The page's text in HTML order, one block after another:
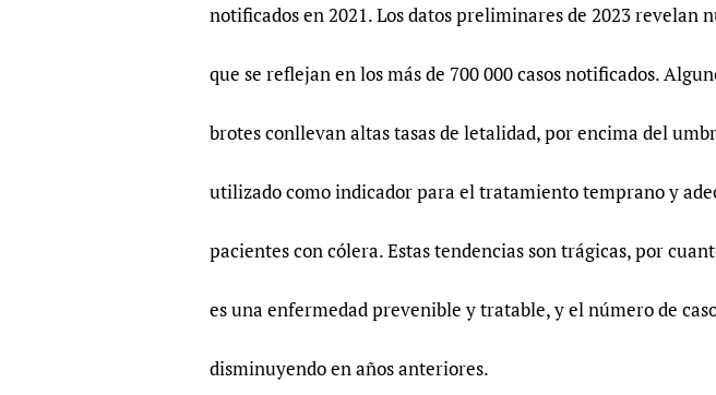
notificados en 2021. Los datos preliminares de 2023 revelan
que se reflejan en los más de 700 000 casos notificados.
brotes conllevan altas tasas de letalidad, por encima del
utilizado como indicador para el tratamiento temprano y
pacientes con cólera. Estas tendencias son trágicas, por
es una enfermedad prevenible y tratable, y el número de
disminuyendo en años anteriores.